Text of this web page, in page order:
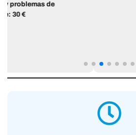
Precio altavoz Honor